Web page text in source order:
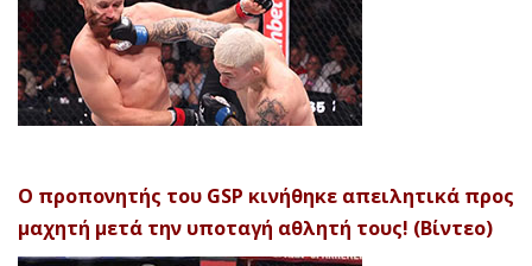
Ο προπονητής του GSP κινήθηκε απειλητικά προς
μαχητή μετά την υποταγή αθλητή τους! (Βίντεο)